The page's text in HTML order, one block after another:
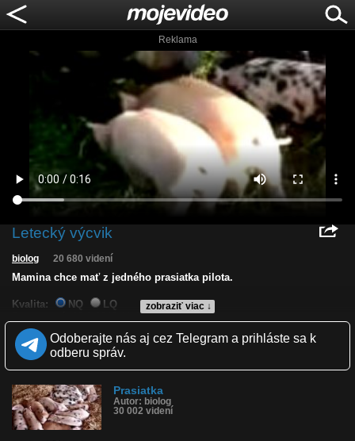
Reklama
Letecký výcvik
zobraziť viac ↓
biolog 20 680 videní
Mamina chce mať z jedného prasiatka pilota.
Kvalita: NQ
LQ
Zverejnené: 10.3.2012 11:40
Páči sa: 96% (49 hlasov)
Obľúbené: 40
Komentárov: 61
Dľžka: 0:16
Tagy: prasa, ciciak, prasiatko, odhodila, prasiatka, prasce
História sledovanosti videa:
Odoberajte nás aj cez Telegram a prihláste sa k
odberu správ.
Prasiatka
Autor: biolog
30 002 videní